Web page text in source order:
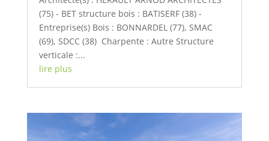
(75) - BET structure bois : BATISERF (38) -
Entreprise(s) Bois : BONNARDEL (77), SMAC
(69), SDCC (38) Charpente : Autre Structure
verticale :...
lire plus